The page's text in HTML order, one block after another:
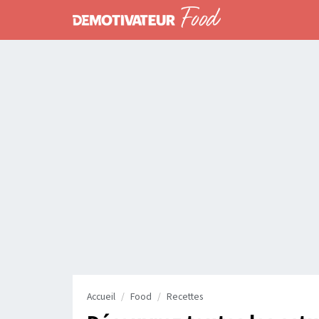
Accueil Food Recettes